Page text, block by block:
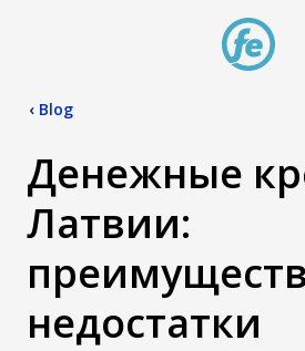
‹ Blog
Денежные
Латвии:
недостатки